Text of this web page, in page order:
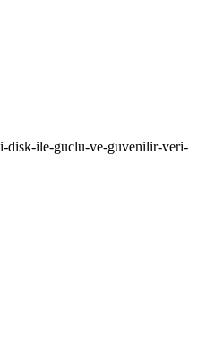
disk-ile-guclu-ve-guvenilir-veri-